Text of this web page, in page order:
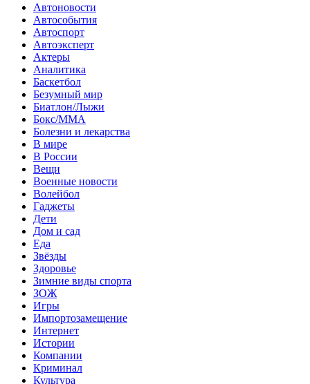
Автоновости
Автособытия
Автоспорт
Автоэксперт
Актеры
Аналитика
Баскетбол
Безумный мир
Биатлон/Лыжи
Бокс/MMA
Болезни и лекарства
В мире
В России
Вещи
Военные новости
Волейбол
Гаджеты
Дети
Дом и сад
Еда
Звёзды
Здоровье
Зимние виды спорта
ЗОЖ
Игры
Импортозамещение
Интернет
Истории
Компании
Криминал
Культура